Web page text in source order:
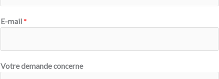
E-mail*
Votre demande concerne